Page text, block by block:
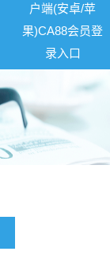
户端(安卓/苹
果)CA88会员登
录入口